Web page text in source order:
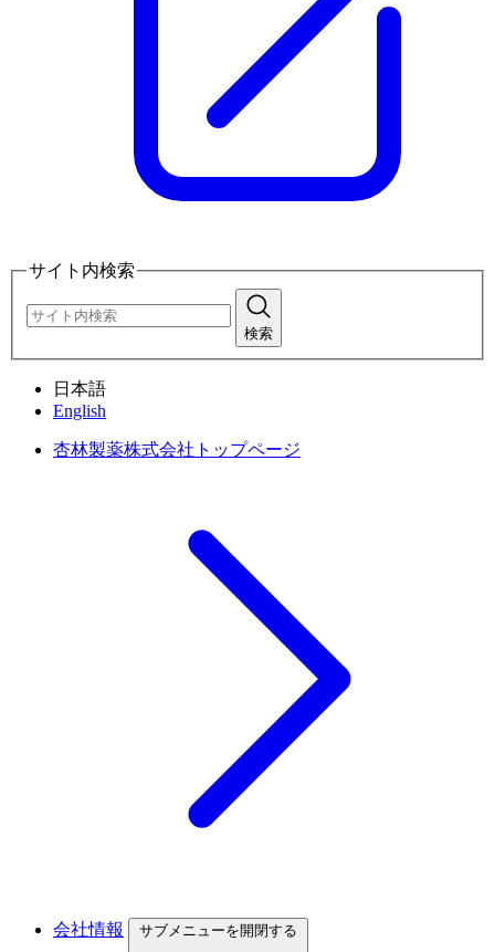
サイト内検索
検索
日本語
English
杏林製薬株式会社トップページ
会社情報 サブメニューを開閉する